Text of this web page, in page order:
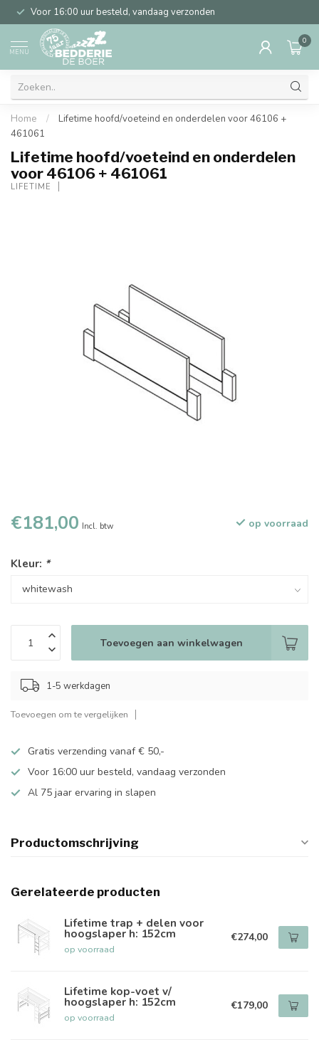
Voor 16:00 uur besteld, vandaag verzonden
MENU
0
Home /
Lifetime hoofd/voeteind en onderdelen voor 46106 +
461061
Lifetime hoofd/voeteind en onderdelen
voor 46106 + 461061
LIFETIME
€181,00 Incl. btw op voorraad
Kleur: *
Toevoegen aan winkelwagen
1-5 werkdagen
Toevoegen om te vergelijken
Gratis verzending vanaf € 50,-
Voor 16:00 uur besteld, vandaag verzonden
Al 75 jaar ervaring in slapen
Productomschrijving
Gerelateerde producten
Lifetime trap + delen voor
hoogslaper h: 152cm
op voorraad
€274,00
Lifetime kop-voet v/
hoogslaper h: 152cm
op voorraad
€179,00